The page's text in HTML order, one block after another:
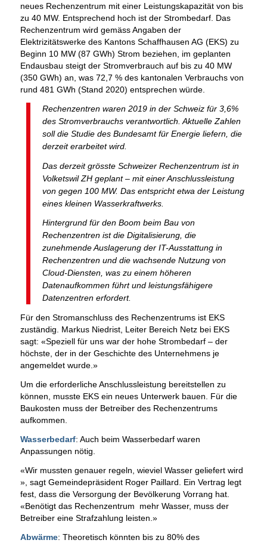
neues Rechenzentrum mit einer Leistungskapazität von bis
zu 40 MW. Entsprechend hoch ist der Strombedarf. Das
Rechenzentrum wird gemäss Angaben der
Elektrizitätswerke des Kantons Schaffhausen AG (EKS) zu
Beginn 10 MW (87 GWh) Strom beziehen, im geplanten
Endausbau steigt der Stromverbrauch auf bis zu 40 MW
(350 GWh) an, was 72,7 % des kantonalen Verbrauchs von
rund 481 GWh (Stand 2020) entsprechen würde.
Rechenzentren waren 2019 in der Schweiz für 3,6%
des Stromverbrauchs verantwortlich. Aktuelle Zahlen
soll die Studie des Bundesamt für Energie liefern, die
derzeit erarbeitet wird.
Das derzeit grösste Schweizer Rechenzentrum ist in
Volketswil ZH geplant – mit einer Anschlussleistung
von gegen 100 MW. Das entspricht etwa der Leistung
eines kleinen Wasserkraftwerks.
Hintergrund für den Boom beim Bau von
Rechenzentren ist die Digitalisierung, die
zunehmende Auslagerung der IT-Ausstattung in
Rechenzentren und die wachsende Nutzung von
Cloud-Diensten, was zu einem höheren
Datenaufkommen führt und leistungsfähigere
Datenzentren erfordert.
Für den Stromanschluss des Rechenzentrums ist EKS
zuständig. Markus Niedrist, Leiter Bereich Netz bei EKS
sagt: «Speziell für uns war der hohe Strombedarf – der
höchste, der in der Geschichte des Unternehmens je
angemeldet wurde.»
Um die erforderliche Anschlussleistung bereitstellen zu
können, musste EKS ein neues Unterwerk bauen. Für die
Baukosten muss der Betreiber des Rechenzentrums
aufkommen.
Wasserbedarf: Auch beim Wasserbedarf waren
Anpassungen nötig.
«Wir mussten genauer regeln, wieviel Wasser geliefert wird
», sagt Gemeindepräsident Roger Paillard. Ein Vertrag legt
fest, dass die Versorgung der Bevölkerung Vorrang hat.
«Benötigt das Rechenzentrum mehr Wasser, muss der
Betreiber eine Strafzahlung leisten.»
Abwärme: Theoretisch könnten bis zu 80% des